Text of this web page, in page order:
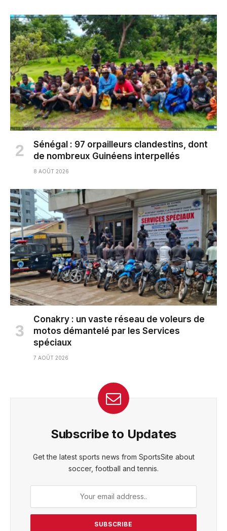
Sénégal : 97 orpailleurs clandestins, dont
de nombreux Guinéens interpellés
8 AOÛT 2026
Conakry : un vaste réseau de voleurs de
motos démantelé par les Services
spéciaux
7 AOÛT 2026
Subscribe to Updates
Get the latest sports news from SportsSite about
soccer, football and tennis.